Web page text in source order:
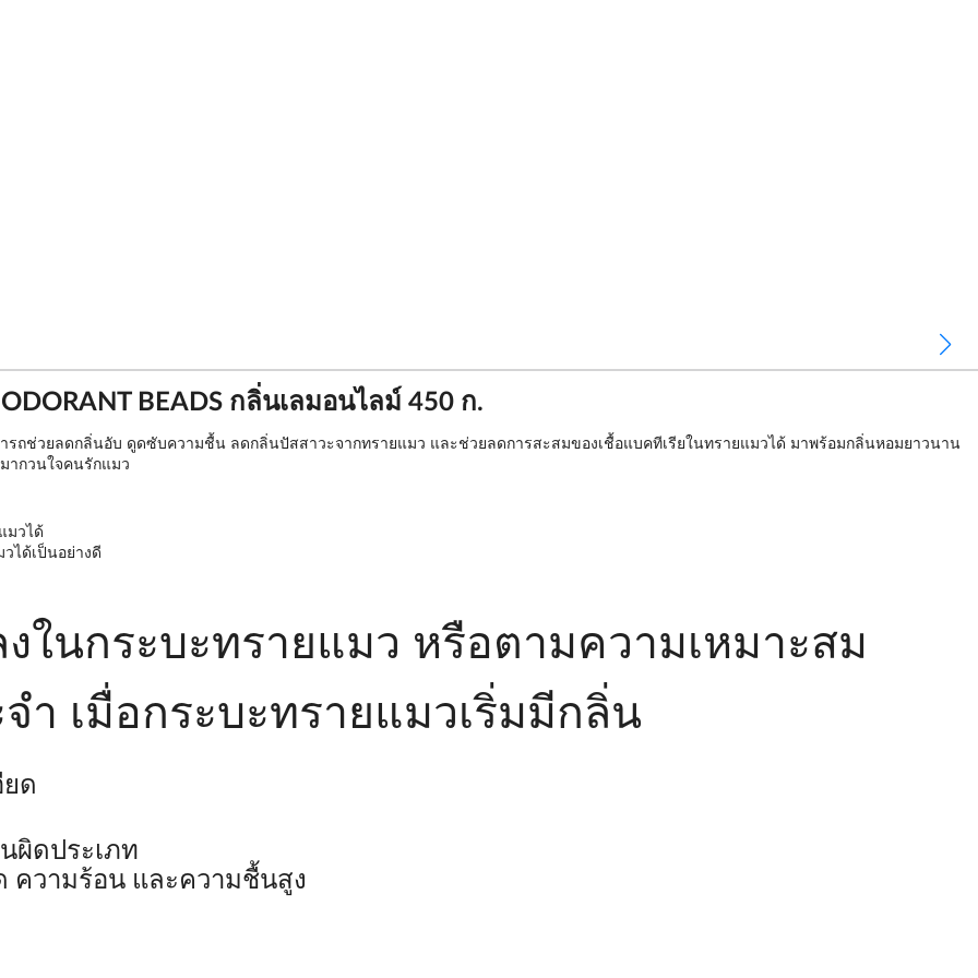
BEADS กลิ่นเลมอนไลม์ 450 ก.
รถช่วยลดกลิ่นอับ ดูดซับความชื้น ลดกลิ่นปัสสาวะจากทรายแมว และช่วยลดการสะสมของเชื้อแบคทีเรียในทรายแมวได้ มาพร้อมกลิ่นหอมยาวนาน
ากวนใจคนรักแมว
มวได้
ได้เป็นอย่างดี
ในกระบะทรายแมว หรือตามความเหมาะสม
ำ เมื่อกระบะทรายแมวเริ่มมีกลิ่น
ด
ผิดประเภท
ความร้อน และความชื้นสูง